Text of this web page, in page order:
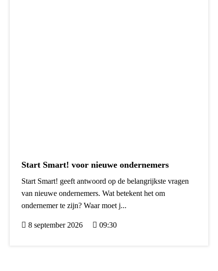
Start Smart! voor nieuwe ondernemers
Start Smart! geeft antwoord op de belangrijkste vragen
van nieuwe ondernemers. Wat betekent het om
ondernemer te zijn? Waar moet j...
8 september 2026 09:30